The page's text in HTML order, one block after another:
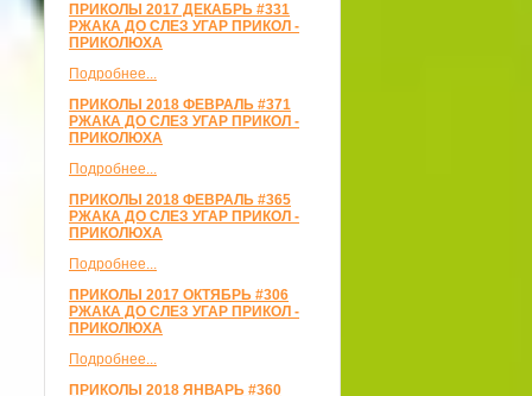
ПРИКОЛЫ 2017 ДЕКАБРЬ #331
РЖАКА ДО СЛЕЗ УГАР ПРИКОЛ -
ПРИКОЛЮХА
Подробнее...
ПРИКОЛЫ 2018 ФЕВРАЛЬ #371
РЖАКА ДО СЛЕЗ УГАР ПРИКОЛ -
ПРИКОЛЮХА
Подробнее...
ПРИКОЛЫ 2018 ФЕВРАЛЬ #365
РЖАКА ДО СЛЕЗ УГАР ПРИКОЛ -
ПРИКОЛЮХА
Подробнее...
ПРИКОЛЫ 2017 ОКТЯБРЬ #306
РЖАКА ДО СЛЕЗ УГАР ПРИКОЛ -
ПРИКОЛЮХА
Подробнее...
ПРИКОЛЫ 2018 ЯНВАРЬ #360